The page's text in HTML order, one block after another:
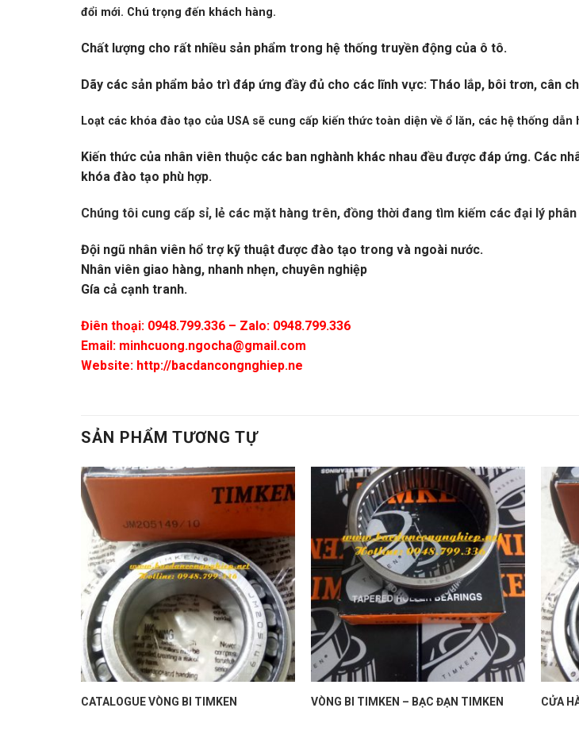
đổi mới. Chú trọng đến khách hàng.
Chất lượng cho rất nhiều sản phẩm trong hệ thống truyền động của ô tô.
Dãy các sản phẩm bảo trì đáp ứng đầy đủ cho các lĩnh vực: Tháo lắp, bôi trơn, cân
Loạt các khóa đào tạo của USA sẽ cung cấp kiến thức toàn diện về ổ lăn, các hệ thống
Kiến thức của nhân viên thuộc các ban nghành khác nhau đều được đáp ứng. Các
khóa đào tạo phù hợp.
Chúng tôi cung cấp sỉ, lẻ các mặt hàng trên, đồng thời đang tìm kiếm các đại lý
Đội ngũ nhân viên hổ trợ kỹ thuật được đào tạo trong và ngoài nước.
Nhân viên giao hàng, nhanh nhẹn, chuyên nghiệp
Gía cả cạnh tranh.
Điên thoại: 0948.799.336 – Zalo: 0948.799.336
Email: minhcuong.ngocha@gmail.com
Website: http://bacdancongnghiep.ne
SẢN PHẨM TƯƠNG TỰ
CATALOGUE VÒNG BI TIMKEN VÒNG BI TIMKEN – BẠC ĐẠN TIMKEN CỬA